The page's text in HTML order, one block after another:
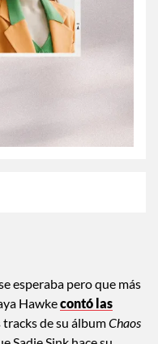
esperaba pero que más
Hawkecontó las
de su álbumChaos